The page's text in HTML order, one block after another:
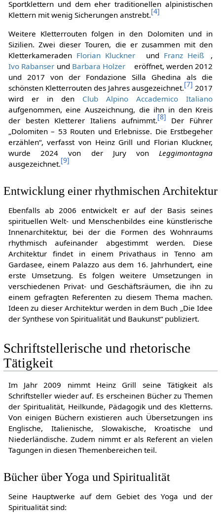
Sportklettern und dem eher traditionellen alpinistischen
Klettern mit wenig Sicherungen anstrebt.[4]
Weitere Kletterrouten folgen in den Dolomiten und in
Sizilien. Zwei dieser Touren, die er zusammen mit den
Kletterkameraden Florian Kluckner und Franz Heiß
,
Ivo Rabanser und Barbara Holzer
eröffnet, werden 2012
und 2017 von der Fondazione Silla Ghedina als die
schönsten Kletterrouten des Jahres ausgezeichnet.[7] 2017
wird er in den Club Alpino Accademico Italiano
aufgenommen, eine Auszeichnung, die ihn in den Kreis
der besten Kletterer Italiens aufnimmt.[8] Der Führer
„Dolomiten – 53 Routen und Erlebnisse. Die Erstbegeher
erzählen“, verfasst von Heinz Grill und Florian Kluckner,
wurde 2024 von der Jury von Leggimontagna
ausgezeichnet.[9]
Entwicklung einer rhythmischen Architektur
Ebenfalls ab 2006 entwickelt er auf der Basis seines
spirituellen Welt- und Menschenbildes eine künstlerische
Innenarchitektur, bei der die Formen des Wohnraums
rhythmisch aufeinander abgestimmt werden. Diese
Architektur findet in einem Privathaus in Tenno am
Gardasee, einem Palazzo aus dem 16. Jahrhundert, eine
erste Umsetzung. Es folgen weitere Umsetzungen in
verschiedenen Privat- und Geschäftsräumen, die ihn zu
einem gefragten Referenten zu diesem Thema machen.
Ideen zu dieser Architektur werden in dem Buch „Die Idee
der Synthese von Spiritualität und Baukunst“ publiziert.
Schriftstellerische und rhetorische
Tätigkeit
Im Jahr 2009 nimmt Heinz Grill seine Tätigkeit als
Schriftsteller wieder auf. Es erscheinen Bücher zu Themen
der Spiritualität, Heilkunde, Pädagogik und des Kletterns.
Von einigen Büchern existieren auch Übersetzungen ins
Englische, Italienische, Slowakische, Kroatische und
Niederländische. Zudem nimmt er als Referent an vielen
Tagungen in diesen Themenbereichen teil.
Bücher über Yoga und Spiritualität
Seine Hauptwerke auf dem Gebiet des Yoga und der
Spiritualität sind: